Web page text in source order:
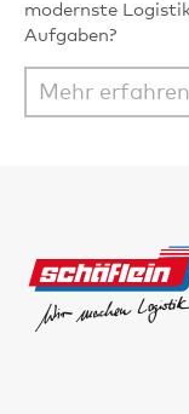
modernste
Aufgaben?
Mehr erfahren